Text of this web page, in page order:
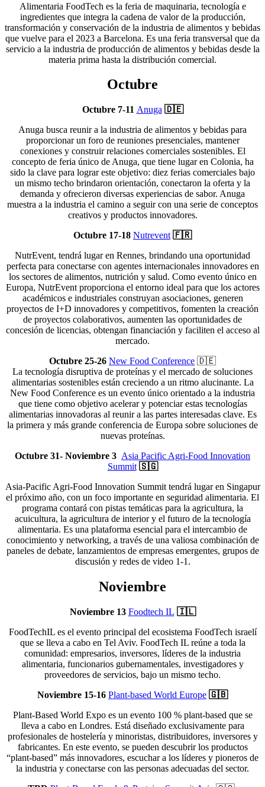
Alimentaria FoodTech es la feria de maquinaria, tecnología e
ingredientes que integra la cadena de valor de la producción,
transformación y conservación de la industria de alimentos y bebidas
que vuelve para el 2023 a Barcelona. Es una feria transversal que da
servicio a la industria de producción de alimentos y bebidas desde la
materia prima hasta la distribución comercial.
Octubre
Octubre 7-11 Anuga 🇩🇪
Anuga busca reunir a la industria de alimentos y bebidas para
proporcionar un foro de reuniones presenciales, mantener
conexiones y construir relaciones comerciales sostenibles. El
concepto de feria único de Anuga, que tiene lugar en Colonia, ha
sido la clave para lograr este objetivo: diez ferias comerciales bajo
un mismo techo brindaron orientación, conectaron la oferta y la
demanda y ofrecieron diversas experiencias de sabor. Anuga
muestra a la industria el camino a seguir con una serie de conceptos
creativos y productos innovadores.
Octubre 17-18 Nutrevent 🇫🇷
NutrEvent, tendrá lugar en Rennes, brindando una oportunidad
perfecta para conectarse con agentes internacionales innovadores en
los sectores de alimentos, nutrición y salud. Como evento único en
Europa, NutrEvent proporciona el entorno ideal para que los actores
académicos e industriales construyan asociaciones, generen
proyectos de I+D innovadores y competitivos, fomenten la creación
de proyectos colaborativos, aumenten las oportunidades de
concesión de licencias, obtengan financiación y faciliten el acceso al
mercado.
Octubre 25-26 New Food Conference 🇩🇪
La tecnología disruptiva de proteínas y el mercado de soluciones
alimentarias sostenibles están creciendo a un ritmo alucinante. La
New Food Conference es un evento único orientado a la industria
que tiene como objetivo acelerar y potenciar estas tecnologías
alimentarias innovadoras al reunir a las partes interesadas clave. Es
la primera y más grande conferencia de Europa sobre soluciones de
nuevas proteínas.
Octubre 31- Noviembre 3 Asia Pacific Agri-Food Innovation
Summit 🇸🇬
Asia-Pacific Agri-Food Innovation Summit tendrá lugar en Singapur
el próximo año, con un foco importante en seguridad alimentaria. El
programa contará con pistas temáticas para la agricultura, la
acuicultura, la agricultura de interior y el futuro de la tecnología
alimentaria. Es una plataforma esencial para el intercambio de
conocimiento y networking, a través de una valiosa combinación de
paneles de debate, lanzamientos de empresas emergentes, grupos de
discusión y redes de video 1-1.
Noviembre
Noviembre 13 Foodtech IL 🇮🇱
FoodTechIL es el evento principal del ecosistema FoodTech israelí
que se lleva a cabo en Tel Aviv. FoodTech IL reúne a toda la
comunidad: empresarios, inversores, líderes de la industria
alimentaria, funcionarios gubernamentales, investigadores y
proveedores de servicios, bajo un mismo techo.
Noviembre 15-16 Plant-based World Europe 🇬🇧
Plant-Based World Expo es un evento 100 % plant-based que se
lleva a cabo en Londres. Está diseñado exclusivamente para
profesionales de hostelería y minoristas, distribuidores, inversores y
fabricantes. En este evento, se pueden descubrir los productos
“plant-based” más innovadores, escuchar a los líderes y pioneros de
la industria y conectarse con las personas adecuadas del sector.